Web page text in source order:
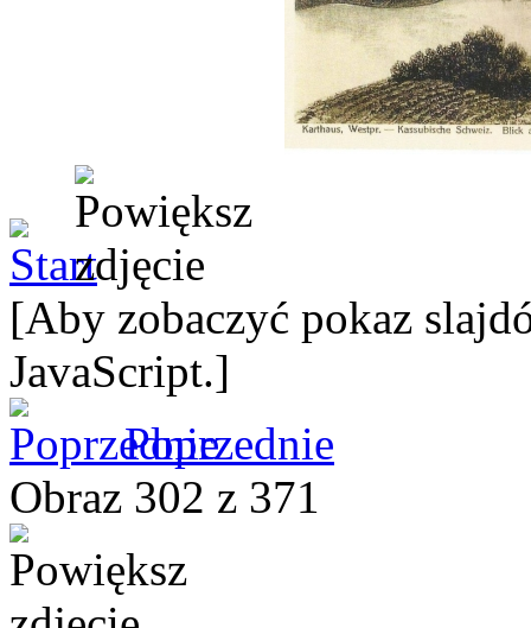
[Aby zobaczyć pokaz
JavaScript.]
Poprzednie
Obraz 302 z 371